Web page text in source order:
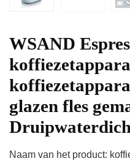
WSAND
glazen fles
Naam van het product: